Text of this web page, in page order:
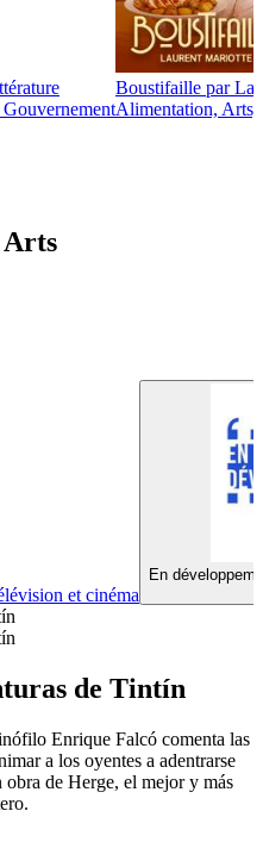
Boustifaille par
Alimentation, Arts,
Arts
et cinéma
En
de Tintín
Enrique Falcó comenta las
a los oyentes a adentrarse
de Herge, el mejor y más